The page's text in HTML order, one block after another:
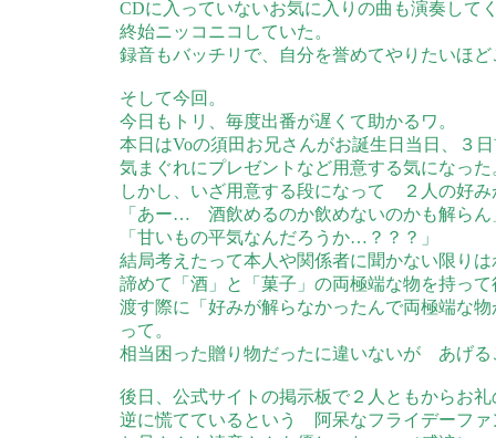
CDに入っていないお気に入りの曲も演奏して
終始ニッコニコしていた。
録音もバッチリで、自分を誉めてやりたいほ
そして今回。
今日もトリ、毎度出番が遅くて助かるワ。
本日はVoの須田お兄さんがお誕生日当日、３
気まぐれにプレゼントなど用意する気になった
しかし、いざ用意する段になって ２人の好
「あー… 酒飲めるのか飲めないのかも解らん
「甘いもの平気なんだろうか…？？？」
結局考えたって本人や関係者に聞かない限り
諦めて「酒」と「菓子」の両極端な物を持っ
渡す際に「好みが解らなかったんで両極端な
って。
相当困った贈り物だったに違いないが あげ
後日、公式サイトの掲示板で２人ともからお
逆に慌てているという 阿呆なフライデーファ